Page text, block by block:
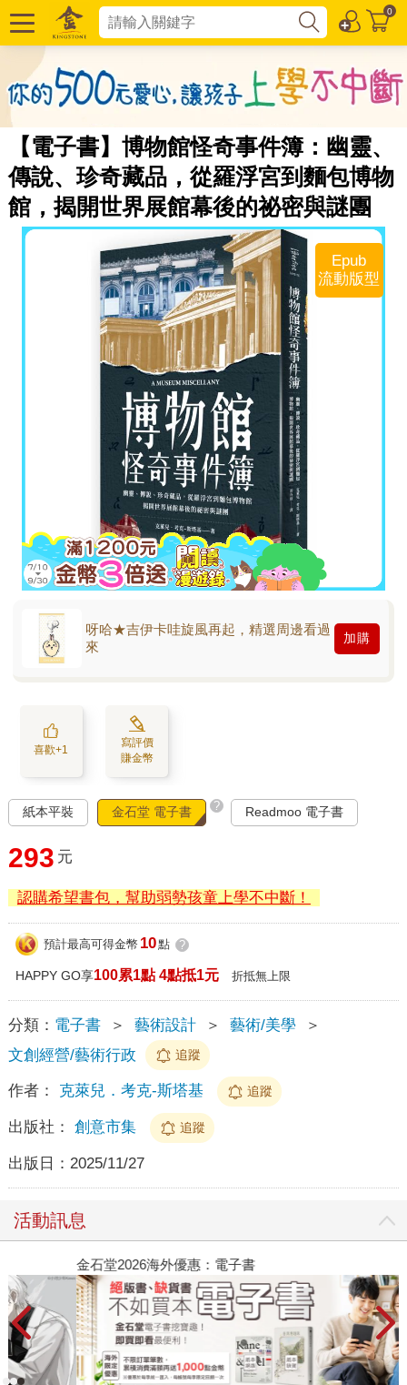
0
【電子書】博物館怪奇事件簿：幽靈、
傳說、珍奇藏品，從羅浮宮到麵包博物
館，揭開世界展館幕後的祕密與謎團
Epub
流動版型
呀哈★吉伊卡哇旋風再起，精選周邊看過
來
加購
喜歡+1
寫評價
賺金幣
紙本平裝 金石堂 電子書 ? Readmoo 電子書
293 元
認購希望書包，幫助弱勢孩童上學不中斷！
預計最高可得金幣 10點 ?
HAPPY GO享100累1點 4點抵1元 折抵無上限
分類： 電子書 ＞ 藝術設計 ＞ 藝術/美學
＞
文創經營/藝術行政
追蹤
作者： 克萊兒．考克-斯塔基 追蹤
出版社： 創意市集 追蹤
出版日： 2025/11/27
活動訊息
金石堂2026海外優惠：電子書